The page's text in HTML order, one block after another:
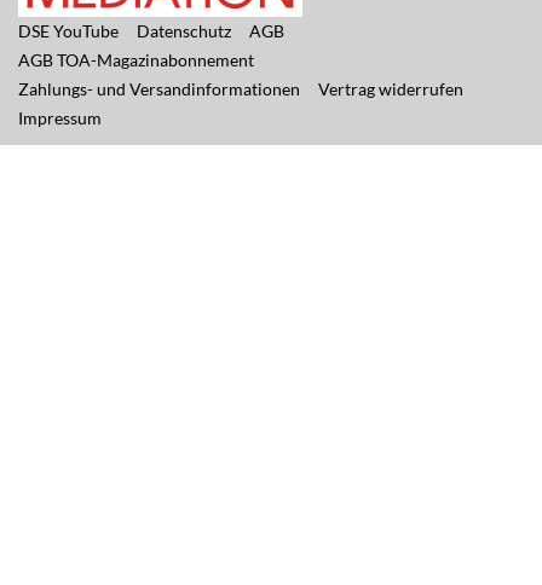
DSE YouTube Datenschutz
AGB
AGB TOA-Magazinabonnement
Zahlungs- und Versandinformationen
Vertrag widerrufen
Impressum